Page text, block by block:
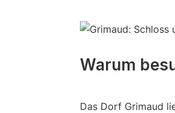
Warum
Das Dorf Grimaud